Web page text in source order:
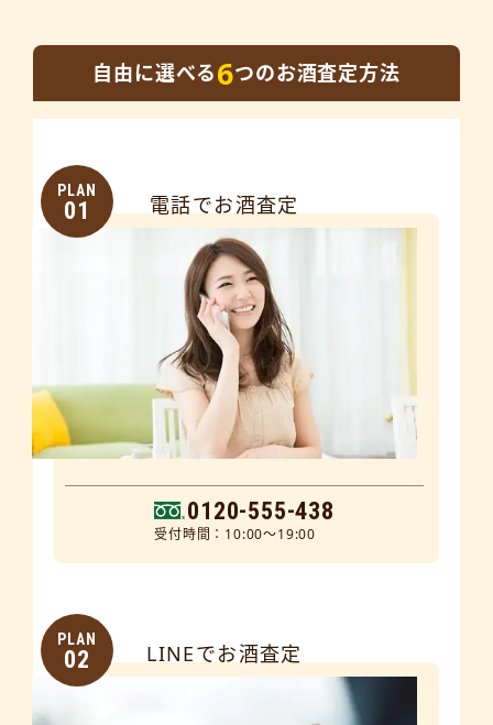
自由に選べる6つのお酒査定方法
PLAN
01 電話でお酒査定
0120-555-438
受付時間：10:00～19:00
PLAN
02 LINEでお酒査定